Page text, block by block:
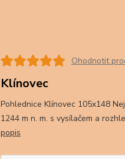
Ohodnotit
Klínovec
Pohlednice Klínovec 105x148
1244 m n. m. s vysílačem a
popis